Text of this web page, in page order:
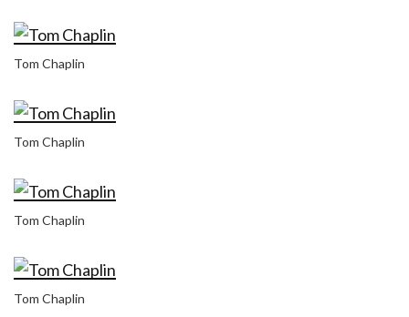
Tom Chaplin
Tom Chaplin
Tom Chaplin
Tom Chaplin